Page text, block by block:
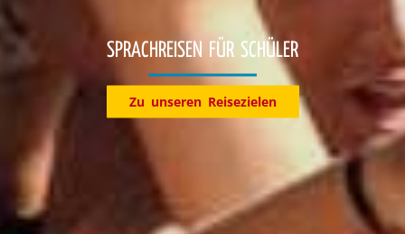
Entdecke jetzt unsere Reiseziele